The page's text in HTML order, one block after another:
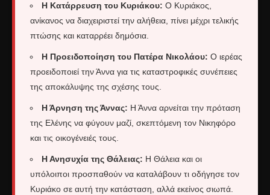
Η Κατάρρευση του Κυριάκου: Ο Κυριάκος,
ανίκανος να διαχειριστεί την αλήθεια, πίνει μέχρι τελικής
πτώσης και καταρρέει δημόσια.
Η Προειδοποίηση του Πατέρα Νικολάου: Ο ιερέας
προειδοποιεί την Άννα για τις καταστροφικές συνέπειες
της αποκάλυψης της σχέσης τους.
Η Άρνηση της Άννας: Η Άννα αρνείται την πρόταση
της Ελένης να φύγουν μαζί, σκεπτόμενη τον Νικηφόρο
και τις οικογένειές τους.
Η Ανησυχία της Θάλειας: Η Θάλεια και οι
υπόλοιποι προσπαθούν να καταλάβουν τι οδήγησε τον
Κυριάκο σε αυτή την κατάσταση, αλλά εκείνος σιωπά.